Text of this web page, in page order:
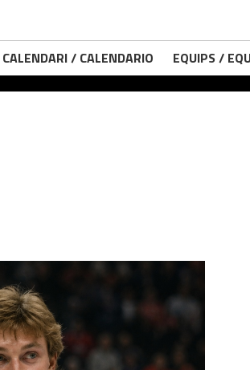
CALENDARI / CALENDARIO EQUIPS /